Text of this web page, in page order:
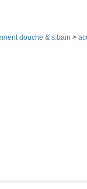
douche & s.bain>